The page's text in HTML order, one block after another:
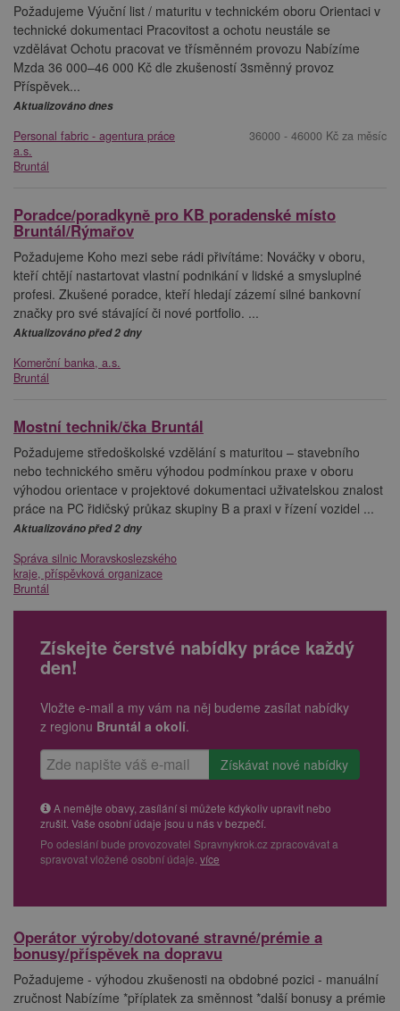
Požadujeme Výuční list / maturitu v technickém oboru Orientaci v
technické dokumentaci Pracovitost a ochotu neustále se
vzdělávat Ochotu pracovat ve třísměnném provozu Nabízíme
Mzda 36 000–46 000 Kč dle zkušeností 3směnný provoz
Příspěvek...
Aktualizováno dnes
Personal fabric - agentura práce
a.s.
Bruntál
36000 - 46000 Kč za měsíc
Poradce/poradkyně pro KB poradenské místo
Bruntál/Rýmařov
Požadujeme Koho mezi sebe rádi přivítáme: Nováčky v oboru,
kteří chtějí nastartovat vlastní podnikání v lidské a smysluplné
profesi. Zkušené poradce, kteří hledají zázemí silné bankovní
značky pro své stávající či nové portfolio. ...
Aktualizováno před 2 dny
Komerční banka, a.s.
Bruntál
Mostní technik/čka Bruntál
Požadujeme středoškolské vzdělání s maturitou – stavebního
nebo technického směru výhodou podmínkou praxe v oboru
výhodou orientace v projektové dokumentaci uživatelskou znalost
práce na PC řidičský průkaz skupiny B a praxi v řízení vozidel ...
Aktualizováno před 2 dny
Správa silnic Moravskoslezského
kraje, příspěvková organizace
Bruntál
Získejte čerstvé nabídky práce každý
den!
Vložte e-mail a my vám na něj budeme zasílat nabídky
z regionu Bruntál a okolí.
A nemějte obavy, zasílání si můžete kdykoliv upravit nebo
zrušit. Vaše osobní údaje jsou u nás v bezpečí.
Po odeslání bude provozovatel Spravnykrok.cz zpracovávat a
spravovat vložené osobní údaje. více
Operátor výroby/dotované stravné/prémie a
bonusy/příspěvek na dopravu
Požadujeme - výhodou zkušenosti na obdobné pozici - manuální
zručnost Nabízíme *příplatek za směnnost *další bonusy a prémie